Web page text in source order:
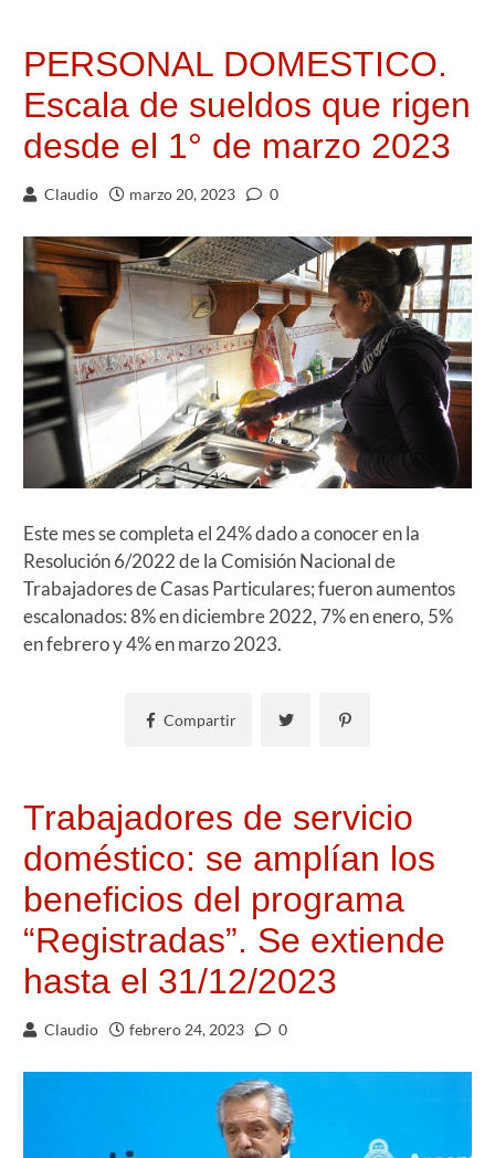
PERSONAL DOMESTICO.
Escala de sueldos que rigen
desde el 1° de marzo 2023
Claudio marzo 20, 2023 0
Este mes se completa el 24% dado a conocer en la
Resolución 6/2022 de la Comisión Nacional de
Trabajadores de Casas Particulares; fueron aumentos
escalonados: 8% en diciembre 2022, 7% en enero, 5%
en febrero y 4% en marzo 2023.
Compartir
Trabajadores de servicio
doméstico: se amplían los
beneficios del programa
“Registradas”. Se extiende
hasta el 31/12/2023
Claudio febrero 24, 2023 0